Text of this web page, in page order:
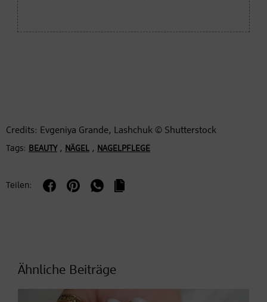
Credits: Evgeniya Grande, Lashchuk © Shutterstock
Tags: BEAUTY, NÄGEL , NAGELPFLEGE
Teilen:
Ähnliche Beiträge